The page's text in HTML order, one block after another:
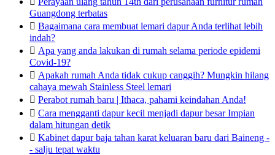
Guangdong terbatas
 Bagaimana cara membuat lemari dapur Anda terlihat lebih
indah?
 Apa yang anda lakukan di rumah selama periode epidemi
Covid-19?
 Apakah rumah Anda tidak cukup canggih? Mungkin hilang
cahaya mewah Stainless Steel lemari
 Perabot rumah baru | Ithaca, pahami keindahan Anda!
 Cara mengganti dapur kecil menjadi dapur besar Impian
dalam hitungan detik
 Kabinet dapur baja tahan karat keluaran baru dari Baineng -
- salju tepat waktu